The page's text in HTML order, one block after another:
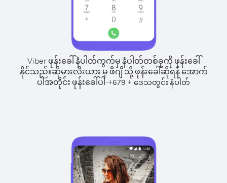
Viber ဖုန်းခေါ်နံပါတ်ကွက်မှ နံပါတ်တစ်ခုကို ဖုန်းခေါ်
နိုင်သည်။ဆိုမားလီးယား မှ ဖီဂျီ သို့ ဖုန်းခေါ်ဆိုရန် အောက်
ပါအတိုင်း ဖုန်းခေါ်ပါ-+679 + ဒေသတွင်း နံပါတ်